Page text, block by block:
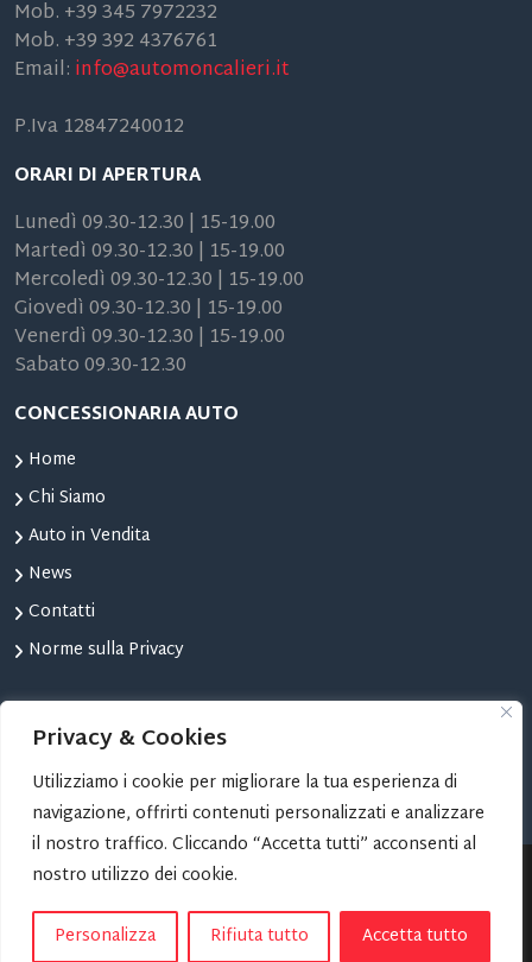
Privacy & Cookies
Utilizziamo i cookie per migliorare la tua esperienza di
navigazione, offrirti contenuti personalizzati e analizzare
il nostro traffico. Cliccando “Accetta tutti” acconsenti al
nostro utilizzo dei cookie.
Personalizza Rifiuta tutto Accetta tutto
Mob. +39 345 7972232
Mob. +39 392 4376761
Email: info@automoncalieri.it
P.Iva 12847240012
ORARI DI APERTURA
Lunedì 09.30-12.30 | 15-19.00
Martedì 09.30-12.30 | 15-19.00
Mercoledì 09.30-12.30 | 15-19.00
Giovedì 09.30-12.30 | 15-19.00
Venerdì 09.30-12.30 | 15-19.00
Sabato 09.30-12.30
CONCESSIONARIA AUTO
Home
Chi Siamo
Auto in Vendita
News
Contatti
Norme sulla Privacy
STRUMENTI
Confronta Auto
Le tue Auto Preferite
Copyright © 2024 AUTOMONCALIERI | Progetto Web: